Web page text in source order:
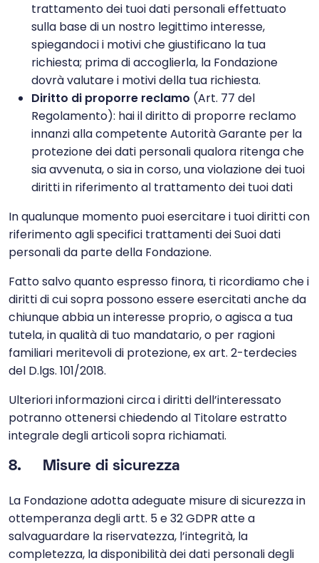
trattamento dei tuoi dati personali effettuato
sulla base di un nostro legittimo interesse,
spiegandoci i motivi che giustificano la tua
richiesta; prima di accoglierla, la Fondazione
dovrà valutare i motivi della tua richiesta.
Diritto di proporre reclamo (Art. 77 del
Regolamento): hai il diritto di proporre reclamo
innanzi alla competente Autorità Garante per la
protezione dei dati personali qualora ritenga che
sia avvenuta, o sia in corso, una violazione dei tuoi
diritti in riferimento al trattamento dei tuoi dati
In qualunque momento puoi esercitare i tuoi diritti con
riferimento agli specifici trattamenti dei Suoi dati
personali da parte della Fondazione.
Fatto salvo quanto espresso finora, ti ricordiamo che i
diritti di cui sopra possono essere esercitati anche da
chiunque abbia un interesse proprio, o agisca a tua
tutela, in qualità di tuo mandatario, o per ragioni
familiari meritevoli di protezione, ex art. 2-terdecies
del D.lgs. 101/2018.
Ulteriori informazioni circa i diritti dell’interessato
potranno ottenersi chiedendo al Titolare estratto
integrale degli articoli sopra richiamati.
8. Misure di sicurezza
La Fondazione adotta adeguate misure di sicurezza in
ottemperanza degli artt. 5 e 32 GDPR atte a
salvaguardare la riservatezza, l’integrità, la
completezza, la disponibilità dei dati personali degli